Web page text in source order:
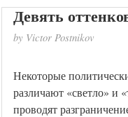
Девять
by Victor Postnikov
Некоторые
различают «светло» и
проводят